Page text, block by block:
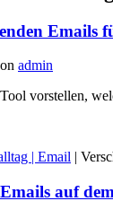
Emails
admin
vorstellen,
| Email |
auf